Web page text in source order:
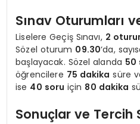
Sınav Oturumları
Liselere Geçiş Sınavı, 2
Sözel oturum 09.30‘da,
başlayacak. Sözel alanda 50
öğrencilere 75 dakika süre
ise 40 soru için 80 dakika
Sonuçlar ve Tercih